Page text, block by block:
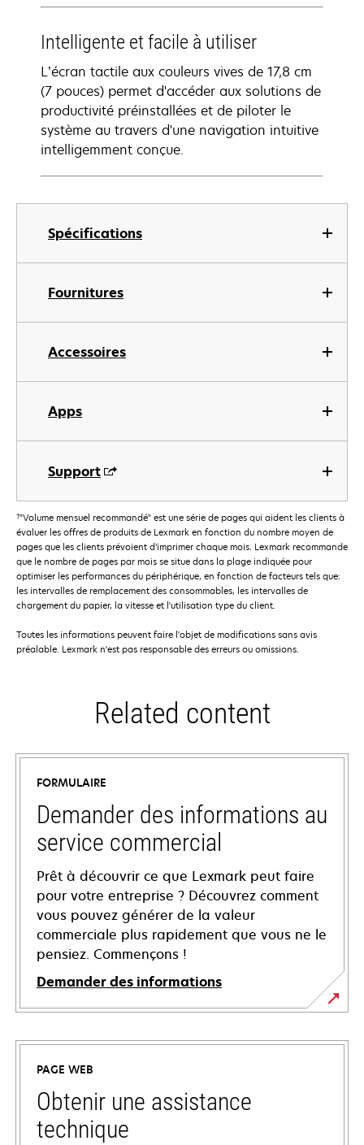
Spécifications
Fournitures
Accessoires
Apps
Support
Intelligente et facile à utiliser
L’écran tactile aux couleurs vives de 17,8 cm
(7 pouces) permet d'accéder aux solutions de
productivité préinstallées et de piloter le
système au travers d'une navigation intuitive
intelligemment conçue.
†"Volume mensuel recommandé" est une série de pages qui aident les clients à
évaluer les offres de produits de Lexmark en fonction du nombre moyen de
pages que les clients prévoient d’imprimer chaque mois. Lexmark recommande
que le nombre de pages par mois se situe dans la plage indiquée pour
optimiser les performances du périphérique, en fonction de facteurs tels que:
les intervalles de remplacement des consommables, les intervalles de
chargement du papier, la vitesse et l'utilisation type du client.
Toutes les informations peuvent faire l'objet de modifications sans avis
préalable. Lexmark n'est pas responsable des erreurs ou omissions.
Related content
FORMULAIRE
Demander des informations au
service commercial
Prêt à découvrir ce que Lexmark peut faire
pour votre entreprise ? Découvrez comment
vous pouvez générer de la valeur
commerciale plus rapidement que vous ne le
pensiez. Commençons !
Demander des informations
PAGE WEB
Obtenir une assistance
technique